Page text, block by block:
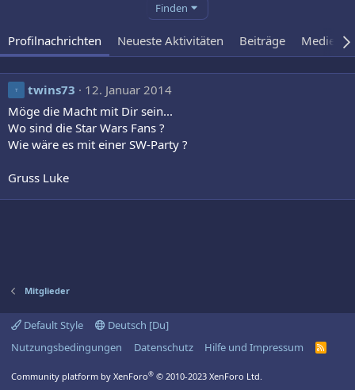
Finden
Profilnachrichten Neueste Aktivitäten Beiträge Medien
T twins73
12. Januar 2014
Möge die Macht mit Dir sein...
Wo sind die Star Wars Fans ?
Wie wäre es mit einer SW-Party ?
Gruss Luke
Mitglieder
Default Style
Deutsch [Du]
Nutzungsbedingungen
Datenschutz Hilfe und Impressum
R
Community platform by XenForo® © 2010-2023 XenForo Ltd.